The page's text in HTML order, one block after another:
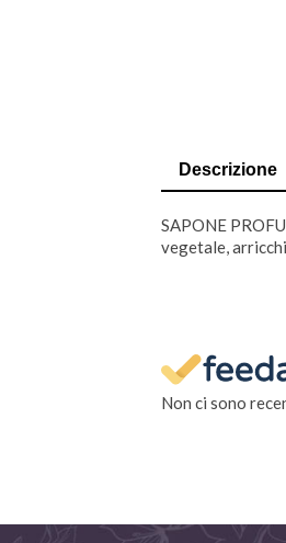
Descrizione
SAPONE
vegetale,
Non ci sono